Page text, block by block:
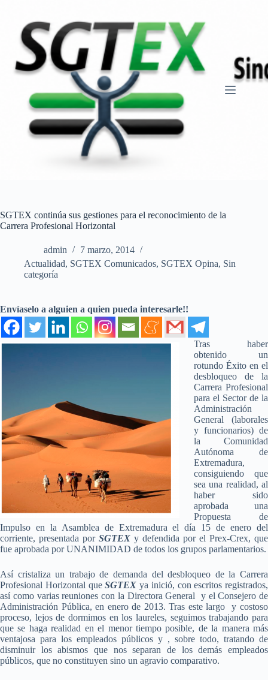
contenido
SGTEX continúa sus gestiones para el reconocimiento de la
Carrera Profesional Horizontal
admin
7 marzo, 2014
Actualidad, SGTEX Comunicados, SGTEX Opina, Sin
categoría
Envíaselo a alguien a quien pueda interesarle!!
Tras haber
obtenido un
rotundo Éxito en el
desbloqueo de la
Carrera Profesional
para el Sector de la
Administración
General (laborales
y funcionarios) de
la Comunidad
Autónoma de
Extremadura,
consiguiendo que
sea una realidad, al
haber sido
aprobada una
Propuesta de
Impulso en la Asamblea de Extremadura el día 15 de enero del
corriente, presentada por SGTEX y defendida por el Prex-Crex, que
fue aprobada por UNANIMIDAD de todos los grupos parlamentarios.
Así cristaliza un trabajo de demanda del desbloqueo de la Carrera
Profesional Horizontal queSGTEX ya inició, con escritos registrados,
así como varias reuniones con la Directora General y el Consejero de
Administración Pública, en enero de 2013. Tras este largo y costoso
proceso, lejos de dormimos en los laureles, seguimos trabajando para
que se haga realidad en el menor tiempo posible, de la manera más
ventajosa para los empleados públicos y , sobre todo, tratando de
disminuir los abismos que nos separan de los demás empleados
públicos, que no constituyen sino un agravio comparativo.